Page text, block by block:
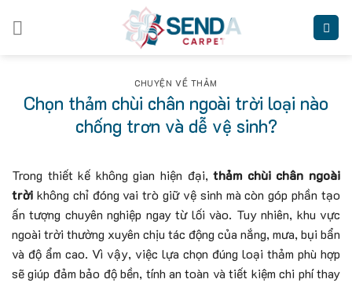
CHUYỆN VỀ THẢM
Chọn thảm chùi chân ngoài trời loại nào
chống trơn và dễ vệ sinh?
Trong thiết kế không gian hiện đại,thảm chùi chân ngoài
trời không chỉ đóng vai trò giữ vệ sinh mà còn góp phần tạo
ấn tượng chuyên nghiệp ngay từ lối vào. Tuy nhiên, khu vực
ngoài trời thường xuyên chịu tác động của nắng, mưa, bụi bẩn
và độ ẩm cao. Vì vậy, việc lựa chọn đúng loại thảm phù hợp
sẽ giúp đảm bảo độ bền, tính an toàn và tiết kiệm chi phí thay